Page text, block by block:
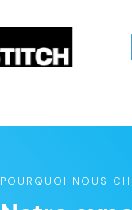
POURQUOI NOUS